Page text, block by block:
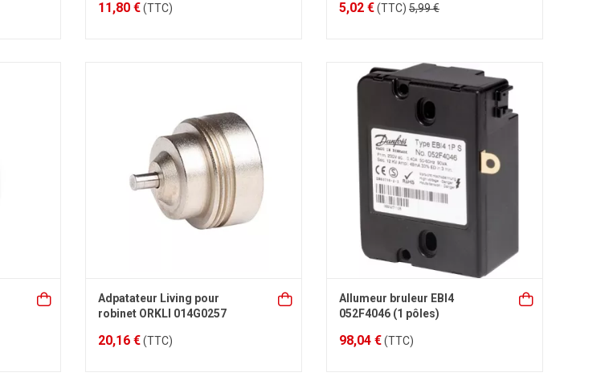
11,80 €(TTC) 5,02 €(TTC) 5,99 €
Adpatateur Living pour
robinet ORKLI 014G0257
20,16 €(TTC)
Allumeur bruleur EBI4
052F4046 (1 pôles)
98,04 €(TTC)